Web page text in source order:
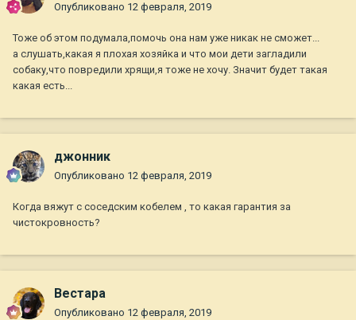
Опубликовано 12 февраля, 2019
Тоже об этом подумала,помочь она нам уже никак не сможет...
а слушать,какая я плохая хозяйка и что мои дети загладили
собаку,что повредили хрящи,я тоже не хочу. Значит будет такая
какая есть...
джонник
Опубликовано 12 февраля, 2019
Когда вяжут с соседским кобелем , то какая гарантия за
чистокровность?
Вестара
Опубликовано 12 февраля, 2019